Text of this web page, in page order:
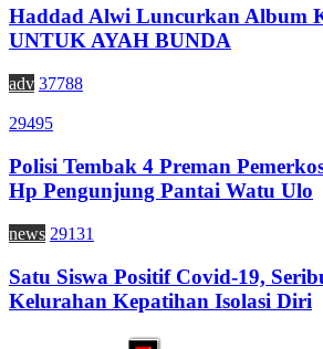
Haddad Alwi Luncurkan Album
UNTUK AYAH BUNDA
adv 37788
29495
Polisi Tembak 4 Preman
Hp Pengunjung Pantai Watu Ulo
news 29131
Satu Siswa Positif Covid-19,
Kelurahan Kepatihan Isolasi Diri